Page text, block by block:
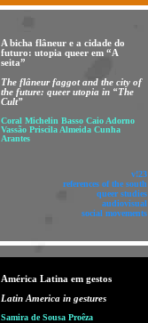
A bicha flâneur e a cidade do
futuro: utopia queer em “A
seita”
The flâneur faggot and the city of
the future: queer utopia in “The
Cult”
Coral Michelin Basso Caio Adorno
Vassão Priscila Almeida Cunha
Arantes
v!23
references of the south
queer studies
audiovisual
social movements
América Latina em gestos
Latin America in gestures
Samira de Sousa Proêza